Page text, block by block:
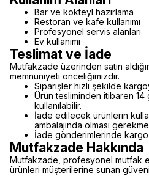
Bar ve kokteyl hazırlama
Restoran ve kafe kullanımı
Profesyonel servis alanları
Ev kullanımı
Teslimat ve İade
Mutfakzade üzerinden satın
memnuniyeti önceliğimizdir.
Siparişler hızlı şekilde
Ürün tesliminden itibaren 14
kullanılabilir.
İade edilecek ürünlerin
ambalajında olması
İade gönderimlerinde kargo
Mutfakzade Hakkında
Mutfakzade, profesyonel mutfak
ürünleri müşterilerine sunan